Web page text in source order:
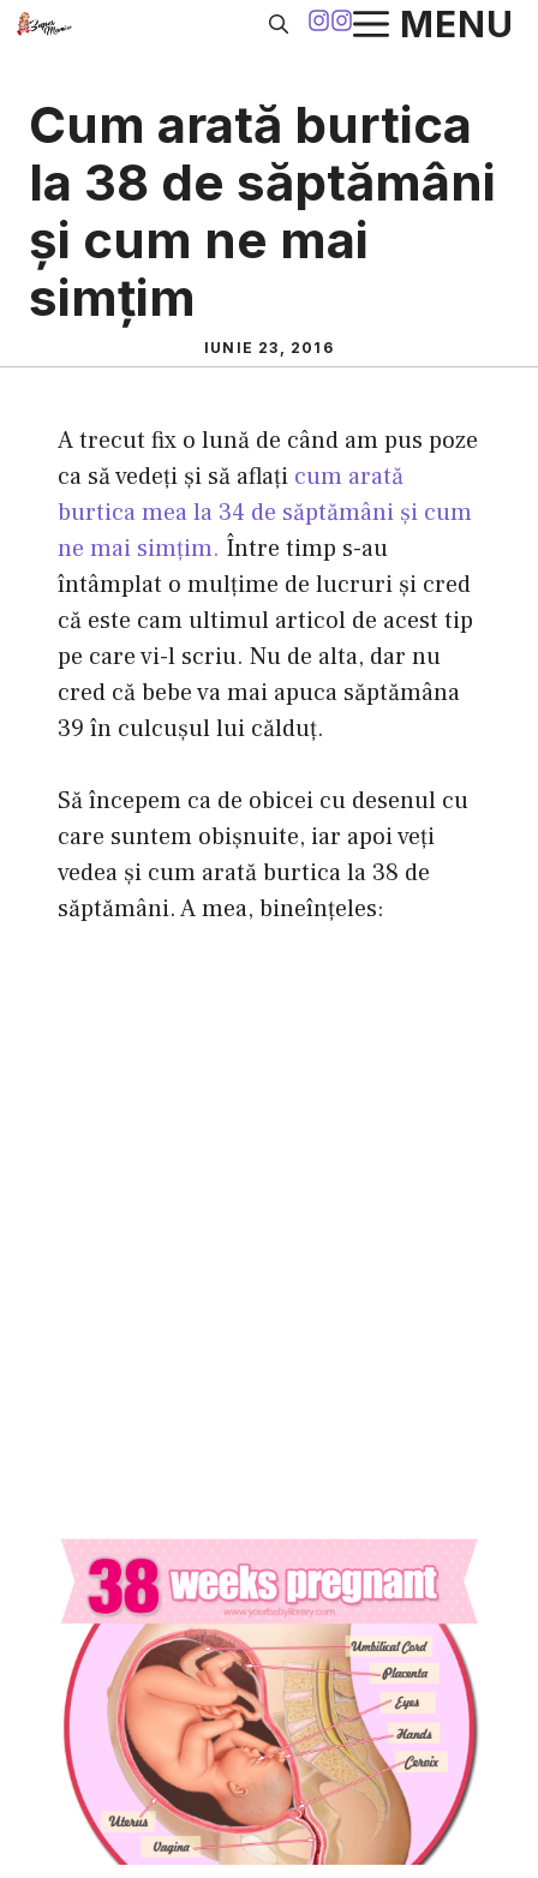
Sari
MENU
Cum arată burtica
la 38 de săptămâni
şi cum ne mai
simţim
IUNIE 23, 2016
A trecut fix o lună de când am pus poze
ca să vedeţi şi să aflaţi cum arată
burtica mea la 34 de săptămâni şi cum
ne mai simţim. Între timp s-au
întâmplat o mulţime de lucruri şi cred
că este cam ultimul articol de acest tip
pe care vi-l scriu. Nu de alta, dar nu
cred că bebe va mai apuca săptămâna
39 în culcuşul lui călduţ.
Să începem ca de obicei cu desenul cu
care suntem obişnuite, iar apoi veţi
vedea şi cum arată burtica la 38 de
săptămâni. A mea, bineînţeles: